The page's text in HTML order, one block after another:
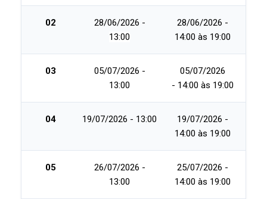
02
28/06/2026 -
13:00
28/06/2026 -
14:00 às 19:00
03
05/07/2026 -
13:00
05/07/2026
- 14:00 às 19:00
04 19/07/2026 - 13:00
19/07/2026 -
14:00 às 19:00
05
26/07/2026 -
13:00
25/07/2026 -
14:00 às 19:00